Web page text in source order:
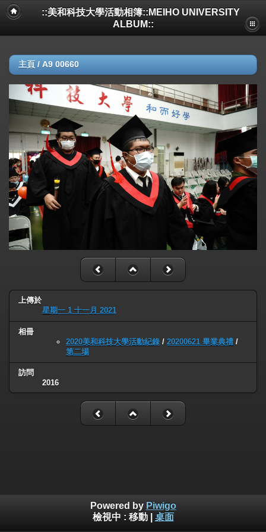
::美和科技大學活動相簿::MEIHO UNIVERSITY
ALBUM::
主頁 / A9 00660
上傳於
星期一 1 十一月 2021
相冊
2020美和科技大學活動紀錄 / 20200621 畢業典禮 /
第二場
訪問
2016
Powered by Piwigo
檢視中 : 移動| 桌面